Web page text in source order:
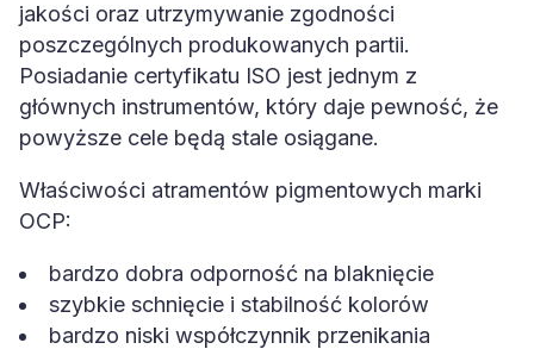
jakości oraz utrzymywanie zgodności
poszczególnych produkowanych partii.
Posiadanie certyfikatu ISO jest jednym z
głównych instrumentów, który daje pewność, że
powyższe cele będą stale osiągane.
Właściwości atramentów pigmentowych marki
OCP:
bardzo dobra odporność na blaknięcie
szybkie schnięcie i stabilność kolorów
bardzo niski współczynnik przenikania